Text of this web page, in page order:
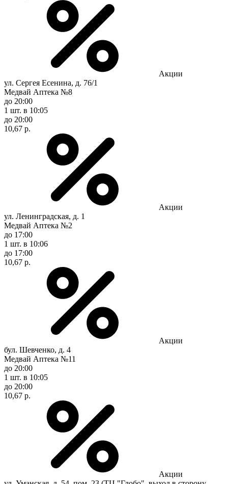
Акции
ул. Сергея Есенина, д. 76/1
Медвай Аптека №8
до 20:00
1 шт. в 10:05
до 20:00
10,67 р.
Акции
ул. Ленинградская, д. 1
Медвай Аптека №2
до 17:00
1 шт. в 10:06
до 17:00
10,67 р.
Акции
бул. Шевченко, д. 4
Медвай Аптека №11
до 20:00
1 шт. в 10:05
до 20:00
10,67 р.
Акции